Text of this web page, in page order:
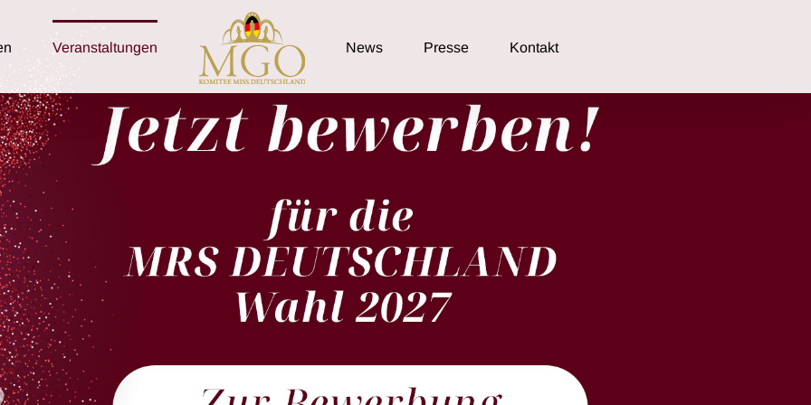
Veranstaltungen News Presse Kontakt